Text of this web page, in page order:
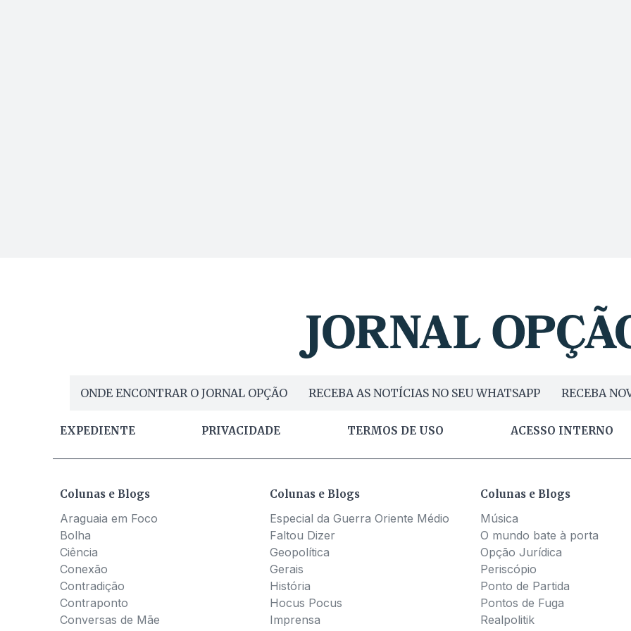
ONDE ENCONTRAR O JORNAL OPÇÃO RECEBA AS NOTÍCIAS NO SEU WHATSAPP RECEBA
EXPEDIENTE PRIVACIDADE TERMOS DE USO ACESSO INTERNO
Colunas e Blogs
Araguaia em Foco
Bolha
Ciência
Conexão
Contradição
Contraponto
Conversas de Mãe
Colunas e Blogs
Especial da Guerra Oriente Médio
Faltou Dizer
Geopolítica
Gerais
História
Hocus Pocus
Imprensa
Colunas e Blogs
Música
O mundo bate à porta
Opção Jurídica
Periscópio
Ponto de Partida
Pontos de Fuga
Realpolitik